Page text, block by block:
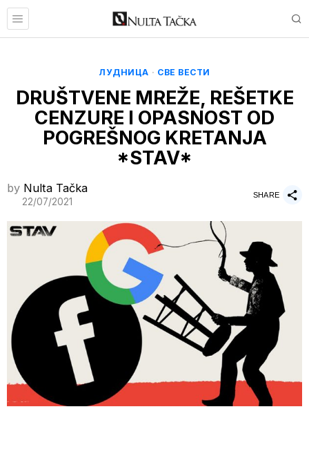
ЛУДНИЦА · СВЕ ВЕСТИ
DRUŠTVENE MREŽE, REŠETKE
CENZURE I OPASNOST OD
POGREŠNOG KRETANJA
*STAV*
by Nulta Tačka
22/07/2021
SHARE